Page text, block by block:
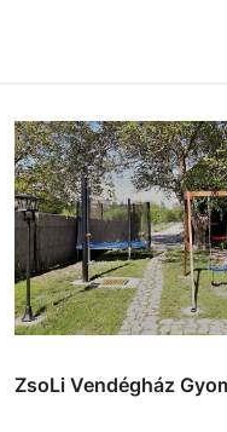
ZsoLi Vendégház